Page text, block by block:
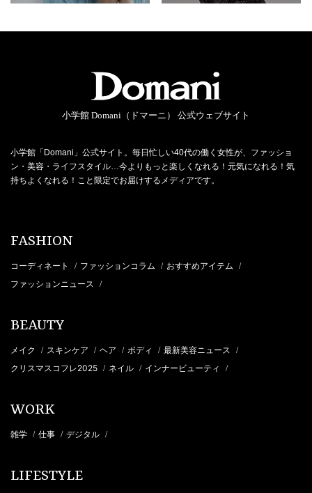
小学館 Domani（ドマーニ） 公式ウェブサイト
小学館「Domani」公式サイト。毎日忙しい40代の働く女性が、ファッショ
ン・美容・ライフスタイル…今よりもっと楽しくなれる！元気になれる！気
持ちよくなれる！こと限定でお届けするメディアです。
FASHION
コーディネート / ファッションコラム / おすすめアイテム /
ファッションニュース /
BEAUTY
メイク / スキンケア / ヘア / ボディ / 最新美容ニュース /
クリスマスコフレ2025 / ネイル / インナービューティ /
WORK
雑学 / 仕事 / デジタル /
LIFESTYLE